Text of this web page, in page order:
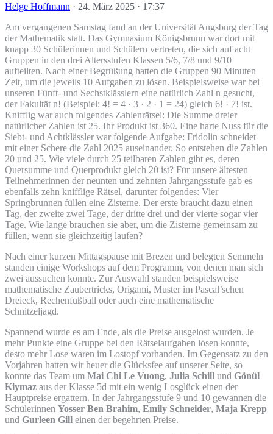
Helge Hoffmann · 24. März 2025 · 17:37
Am vergangenen Samstag fand an der Universität Augsburg der Tag
der Mathematik statt. Das Gymnasium Königsbrunn war dort mit
knapp 30 Schülerinnen und Schülern vertreten, die sich auf acht
Gruppen in den drei Altersstufen Klassen 5/6, 7/8 und 9/10
aufteilten. Nach einer Begrüßung hatten die Gruppen 90 Minuten
Zeit, um die jeweils 10 Aufgaben zu lösen. Beispielsweise war bei
unseren Fünft- und Sechstklässlern eine natürlich Zahl n gesucht,
der Fakultät n! (Beispiel: 4! = 4 · 3 · 2 · 1 = 24) gleich 6! · 7! ist.
Knifflig war auch folgendes Zahlenrätsel: Die Summe dreier
natürlicher Zahlen ist 25. Ihr Produkt ist 360. Eine harte Nuss für die
Siebt- und Achtklässler war folgende Aufgabe: Fridolin schneidet
mit einer Schere die Zahl 2025 auseinander. So entstehen die Zahlen
20 und 25. Wie viele durch 25 teilbaren Zahlen gibt es, deren
Quersumme und Querprodukt gleich 20 ist? Für unsere ältesten
Teilnehmerinnen der neunten und zehnten Jahrgangsstufe gab es
ebenfalls zehn knifflige Rätsel, darunter folgendes: Vier
Springbrunnen füllen eine Zisterne. Der erste braucht dazu einen
Tag, der zweite zwei Tage, der dritte drei und der vierte sogar vier
Tage. Wie lange brauchen sie aber, um die Zisterne gemeinsam zu
füllen, wenn sie gleichzeitig laufen?
Nach einer kurzen Mittagspause mit Brezen und belegten Semmeln
standen einige Workshops auf dem Programm, von denen man sich
zwei aussuchen konnte. Zur Auswahl standen beispielsweise
mathematische Zaubertricks, Origami, Muster im Pascal’schen
Dreieck, Rechenfußball oder auch eine mathematische
Schnitzeljagd.
Spannend wurde es am Ende, als die Preise ausgelost wurden. Je
mehr Punkte eine Gruppe bei den Rätselaufgaben lösen konnte,
desto mehr Lose waren im Lostopf vorhanden. Im Gegensatz zu den
Vorjahren hatten wir heuer die Glücksfee auf unserer Seite, so
konnte das Team um Mai Chi Le Vuong, Julia Schill und Gönül
Kiymaz aus der Klasse 5d mit ein wenig Losglück einen der
Hauptpreise ergattern. In der Jahrgangsstufe 9 und 10 gewannen die
Schülerinnen Yosser Ben Brahim, Emily Schneider, Maja Krepp
und Gurleen Gill einen der begehrten Preise.